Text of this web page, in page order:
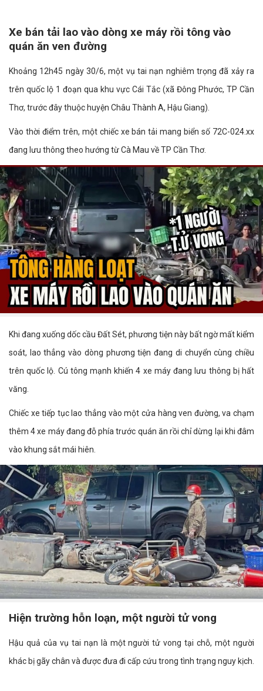
Xe bán tải lao vào dòng xe máy rồi tông vào
quán ăn ven đường
Khoảng 12h45 ngày 30/6, một vụ tai nạn nghiêm trọng đã xảy ra
trên quốc lộ 1 đoạn qua khu vực Cái Tắc (xã Đông Phước, TP Cần
Thơ, trước đây thuộc huyện Châu Thành A, Hậu Giang).
Vào thời điểm trên, một chiếc xe bán tải mang biển số 72C-024.xx
đang lưu thông theo hướng từ Cà Mau về TP Cần Thơ.
Khi đang xuống dốc cầu Đất Sét, phương tiện này bất ngờ mất kiểm
soát, lao thẳng vào dòng phương tiện đang di chuyển cùng chiều
trên quốc lộ. Cú tông mạnh khiến 4 xe máy đang lưu thông bị hất
văng.
Chiếc xe tiếp tục lao thẳng vào một cửa hàng ven đường, va chạm
thêm 4 xe máy đang đỗ phía trước quán ăn rồi chỉ dừng lại khi đâm
vào khung sắt mái hiên.
Hiện trường hỗn loạn, một người tử vong
Hậu quả của vụ tai nạn là một người tử vong tại chỗ, một người
khác bị gãy chân và được đưa đi cấp cứu trong tình trạng nguy kịch.